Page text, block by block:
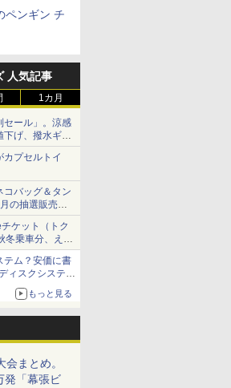
ペンギン チ
人気記事
1カ月
セール」。涼感
下げ、撥水ギア
カプセルトイ
コバッグ＆タン
の抽選販売の
ケット（トク
冬乗車分、えき
テム？安価に書
ィスクシステ
もっと見る
まとめ。
発「幕張ビ